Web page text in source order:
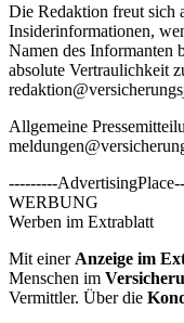
Die Redaktion freut sich
Insiderinformationen,
Namen des Informanten
absolute Vertraulichkeit
Allgemeine
---------
WERBUNG
Werben im Extrablatt
Mit einer Anzeige im
Menschen im
Vermittler. Über die